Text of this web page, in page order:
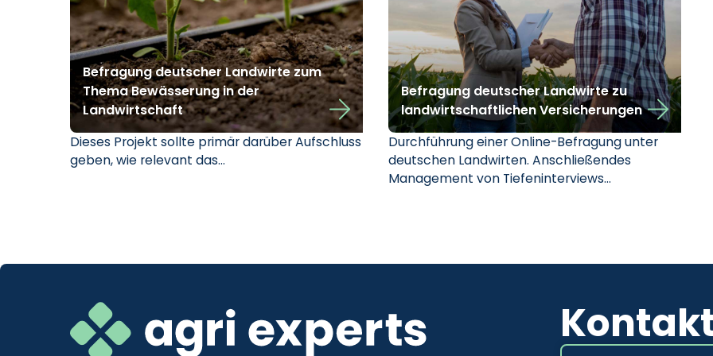
Befragung deutscher Landwirte zum
Thema Bewässerung in der
Landwirtschaft
Dieses Projekt sollte primär darüber Aufschluss
geben, wie relevant das…
Befragung deutscher Landwirte zu
landwirtschaftlichen Versicherungen
Durchführung einer Online-Befragung unter
deutschen Landwirten. Anschließendes
Management von Tiefeninterviews…